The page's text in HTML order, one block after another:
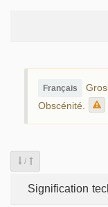
Français
Obscénité.
/
Signification